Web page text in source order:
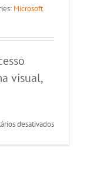
Microsoft
visual,
desativadosem